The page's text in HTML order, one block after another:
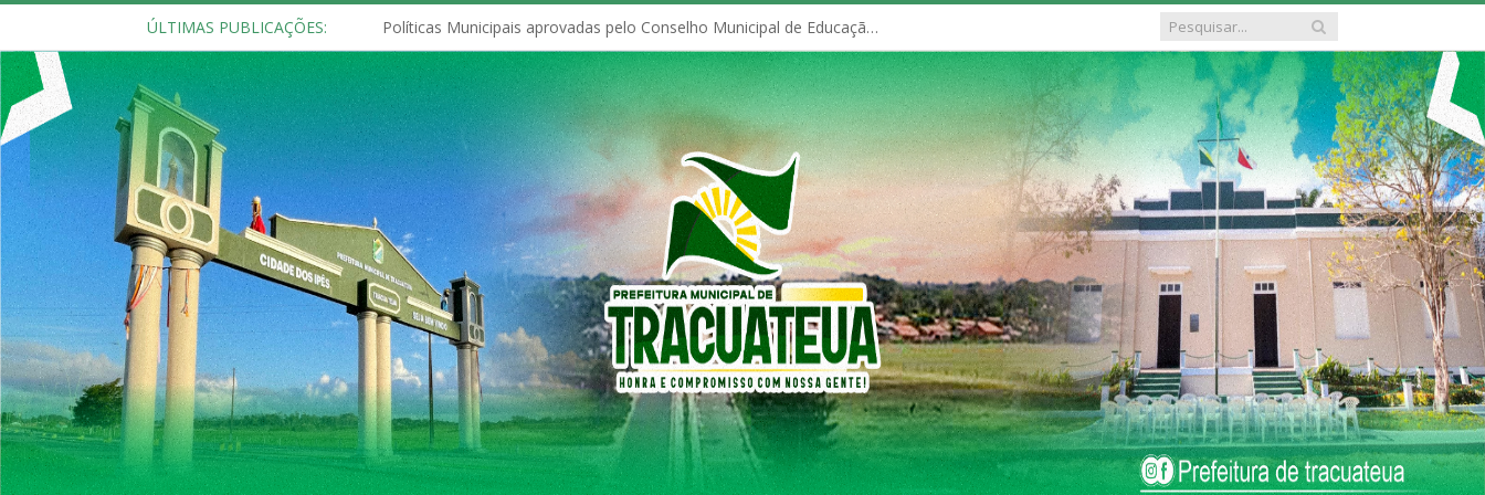
ÚLTIMAS PUBLICAÇÕES: Políticas Municipais aprovadas pelo Conselho Municipal de Educação (CME)